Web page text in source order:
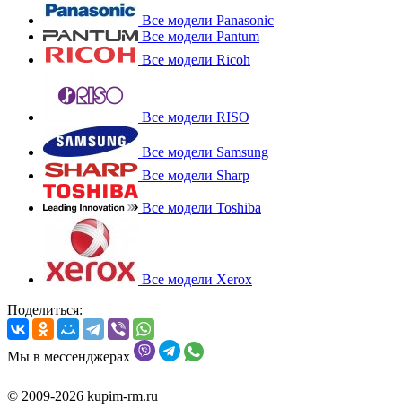
Все модели Panasonic
Все модели Pantum
Все модели Ricoh
Все модели RISO
Все модели Samsung
Все модели Sharp
Все модели Toshiba
Все модели Xerox
Поделиться:
Мы в мессенджерах
© 2009-2026 kupim-rm.ru